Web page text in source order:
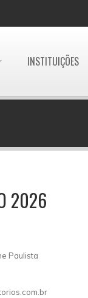
INSTITUIÇÕES
2026
Paulista